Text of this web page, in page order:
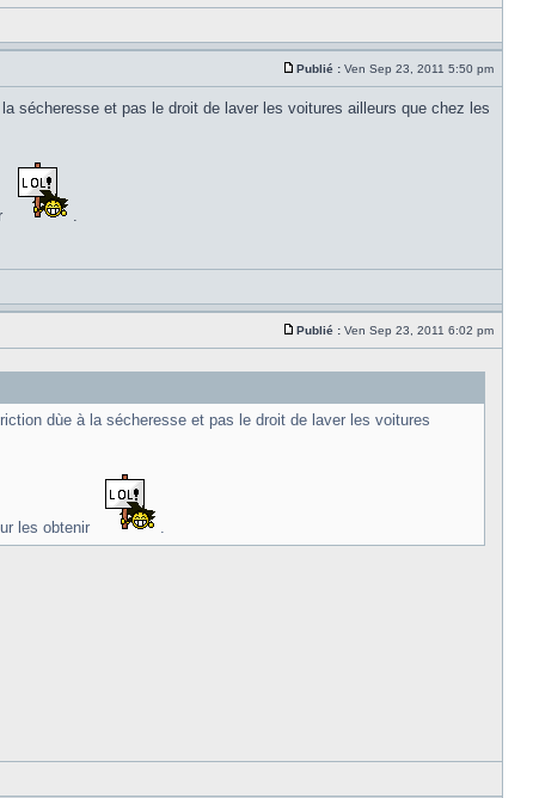
Publié : Ven Sep 23, 2011 5:50 pm
sécheresse et pas le droit de laver les voitures ailleurs que chez les
.
Publié : Ven Sep 23, 2011 6:02 pm
dùe à la sécheresse et pas le droit de laver les voitures
les obtenir .